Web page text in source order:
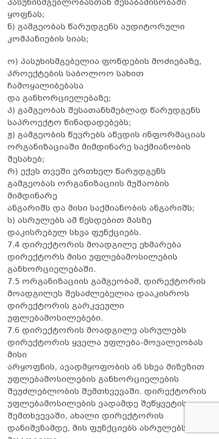
პასუხისმგებლობასთან შესაბამისობაში
ყოფნას;
ნ) გამგეობას წარუდგენს აუდიტორული
კომპანიების სიას;
ო) პასუხისმგებელია ფონდების მოძიებაზე,
პროექტების საბოლოო სახით
ჩამოყალიბებასა
და განხორციელებაზე;
პ) გამგეობას შესათანხმებლად წარუდგენს
საპროექტო წინადადებებს;
ჟ) გამგეობის წევრებს აწვდის ინფორმაციას
ორგანიზაციაში მიმდინარე საქმიანობის
შესახებ;
რ) ექვს თვეში ერთხელ წარუდგენს
გამგეობას ორგანიზაციის მუშაობის
მიმდინარე
ანგარიშს და მისი საქმიანობის ანგარიშს;
ს) ასრულებს ამ წესდებით მასზე
დაკისრებულ სხვა ფუნქციებს.
7.4 დირექტორის მოადგილე ეხმარება
დირექტორს მისი უფლებამოსილების
განხორციელებაში.
7.5 ორგანიზაციის გამგეობამ, დირექტორის
მოადგილეს შესაძლებელია დააკისროს
დირექტორის გარკვეული
უფლებამოსილებები.
7.6 დირექტორის მოადგილე ასრულებს
დირექტორის ყველა უფლება-მოვალეობას
მისი
არყოფნის, ავადმყოფობის ან სხვა მიზეზით
უფლებამოსილების განხორციელების
შეუძლებლობის შემთხვევაში. დირექტორის
უფლებამოსილების ვადამდე შეწყვეტის
შემთხვევაში, ახალი დირექტორის
დანიშვნამდე, მის ფუნქციებს ასრულებს